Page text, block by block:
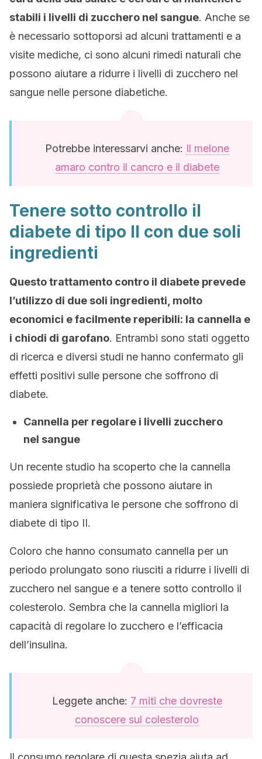
stabili i livelli di zucchero nel sangue. Anche se
è necessario sottoporsi ad alcuni trattamenti e a
visite mediche, ci sono alcuni rimedi naturali che
possono aiutare a ridurre i livelli di zucchero nel
sangue nelle persone diabetiche.
Potrebbe interessarvi anche: Il melone
amaro contro il cancro e il diabete
Tenere sotto controllo il
diabete di tipo II con due soli
ingredienti
Questo trattamento contro il diabete prevede
l’utilizzo di due soli ingredienti, molto
economici e facilmente reperibili: la cannella e
i chiodi di garofano. Entrambi sono stati oggetto
di ricerca e diversi studi ne hanno confermato gli
effetti positivi sulle persone che soffrono di
diabete.
Cannella per regolare i livelli zucchero
nel sangue
Un recente studio ha scoperto che la cannella
possiede proprietà che possono aiutare in
maniera significativa le persone che soffrono di
diabete di tipo II.
Coloro che hanno consumato cannella per un
periodo prolungato sono riusciti a ridurre i livelli di
zucchero nel sangue e a tenere sotto controllo il
colesterolo. Sembra che la cannella migliori la
capacità di regolare lo zucchero e l’efficacia
dell’insulina.
Leggete anche: 7 miti che dovreste
conoscere sul colesterolo